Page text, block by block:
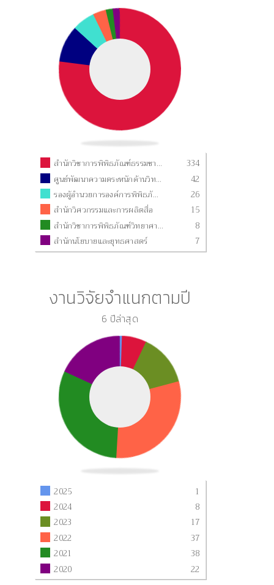
สำนักวิชาการพิพิธภัณฑ์ธรรมชาติวิทยา
334
ศูนย์พัฒนาความตระหนักด้านวิทยาศาสตร์แห่งชาติ
42
รองผู้อำนวยการองค์การพิพิธภัณฑ์วิทยาศาสตร์แห่งชาติ
26
สำนักวิศวกรรมและการผลิตสื่อ
15
สำนักวิชาการพิพิธภัณฑ์วิทยาศาสตร์
8
สำนักนโยบายและยุทธศาสตร์
7
งานวิจัยจำแนกตามปี
6 ปีล่าสุด
2025
1
2024
8
2023
17
2022
37
2021
38
2020
22